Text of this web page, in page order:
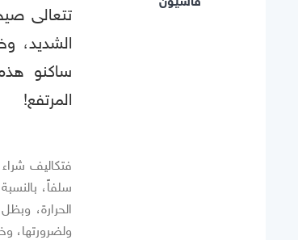
تتعالى
الشديد،
ساكنو
المرتفع!
فتكاليف
سلفاً،
الحرارة،
ولضرورتها،